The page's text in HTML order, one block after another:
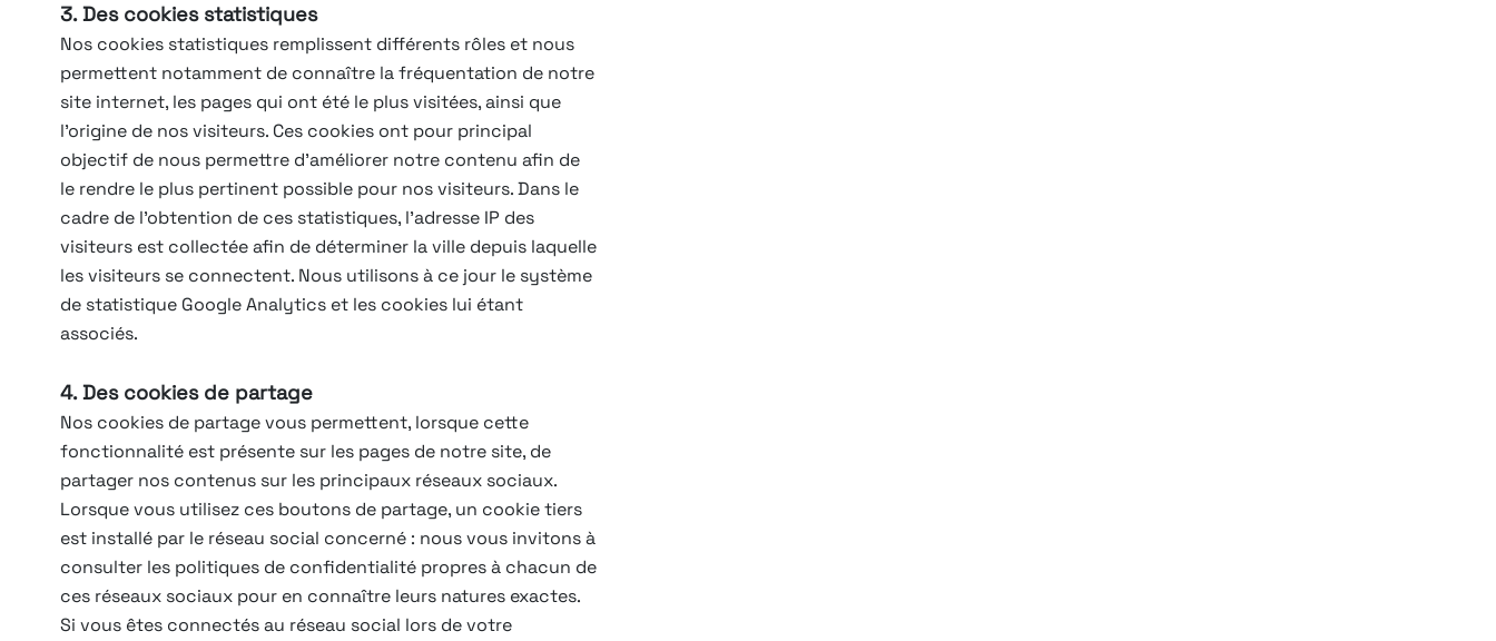
3. Des cookies statistiques
Nos cookies statistiques remplissent différents rôles et nous
permettent notamment de connaître la fréquentation de notre
site internet, les pages qui ont été le plus visitées, ainsi que
l’origine de nos visiteurs. Ces cookies ont pour principal
objectif de nous permettre d’améliorer notre contenu afin de
le rendre le plus pertinent possible pour nos visiteurs. Dans le
cadre de l’obtention de ces statistiques, l’adresse IP des
visiteurs est collectée afin de déterminer la ville depuis laquelle
les visiteurs se connectent. Nous utilisons à ce jour le système
de statistique Google Analytics et les cookies lui étant
associés.
4. Des cookies de partage
Nos cookies de partage vous permettent, lorsque cette
fonctionnalité est présente sur les pages de notre site, de
partager nos contenus sur les principaux réseaux sociaux.
Lorsque vous utilisez ces boutons de partage, un cookie tiers
est installé par le réseau social concerné : nous vous invitons à
consulter les politiques de confidentialité propres à chacun de
ces réseaux sociaux pour en connaître leurs natures exactes.
Si vous êtes connectés au réseau social lors de votre